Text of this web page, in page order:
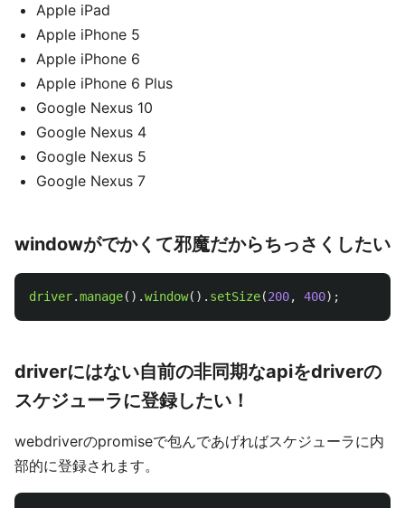
Apple iPad
Apple iPhone 5
Apple iPhone 6
Apple iPhone 6 Plus
Google Nexus 10
Google Nexus 4
Google Nexus 5
Google Nexus 7
windowがでかくて邪魔だからちっさくしたい
driver.manage().window(). setSize(200, 400);
driverにはない自前の非同期なapiをdriverの
スケジューラに登録したい！
webdriverのpromiseで包んであげればスケジューラに内
部的に登録されます。